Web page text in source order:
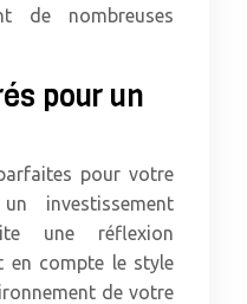
de nombreuses
pour un
pour votre
investissement
une réflexion
en compte le style
de votre